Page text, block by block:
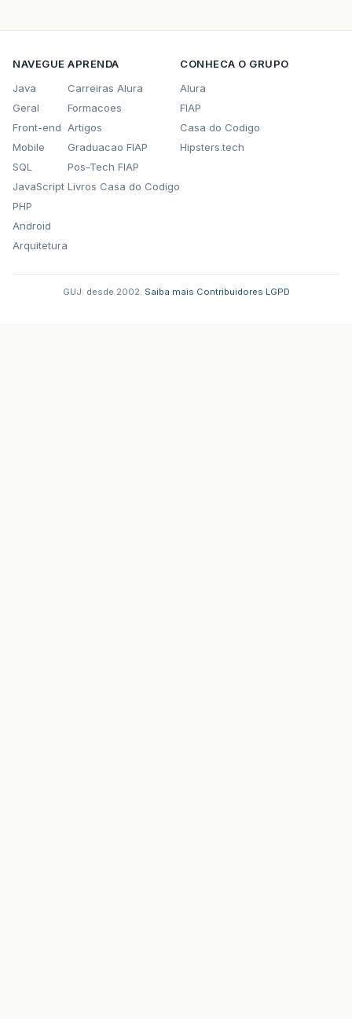
NAVEGUE
Java
Geral
Front-end
Mobile
SQL
JavaScript
PHP
Android
Arquitetura
APRENDA
Carreiras Alura
Formacoes
Artigos
Graduacao FIAP
Pos-Tech FIAP
Livros Casa do Codigo
CONHECA O GRUPO
Alura
FIAP
Casa do Codigo
Hipsters.tech
GUJ: desde 2002. Saiba mais Contribuidores LGPD